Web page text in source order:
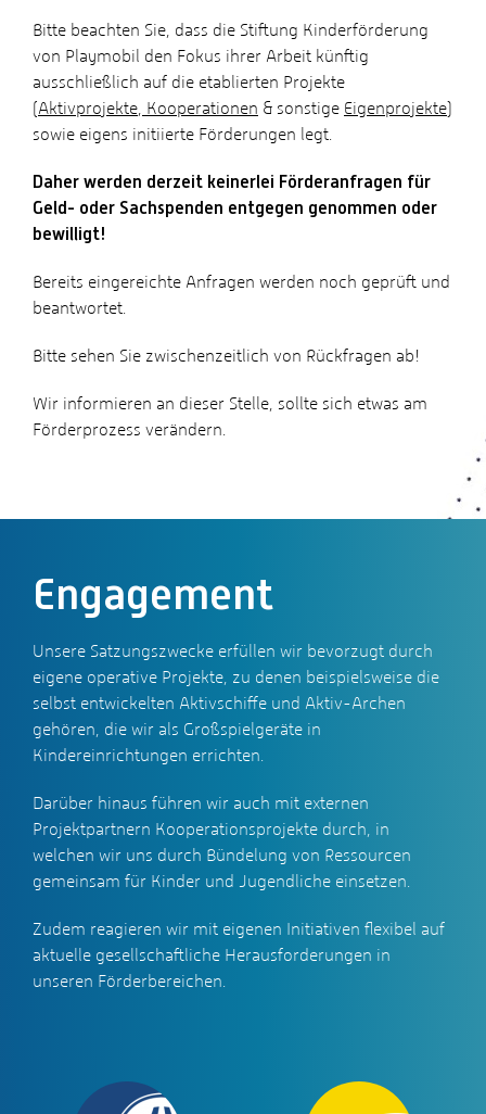
Bitte beachten Sie, dass die Stiftung Kinderförderung
von Playmobil den Fokus ihrer Arbeit künftig
ausschließlich auf die etablierten Projekte
(Aktivprojekte Kooperationen & sonstige Eigenprojekte)
sowie eigens initiierte Förderungen legt.
Daher werden derzeit keinerlei Förderanfragen für
Geld- oder Sachspenden entgegen genommen oder
bewilligt!
Bereits eingereichte Anfragen werden noch geprüft und
beantwortet.
Bitte sehen Sie zwischenzeitlich von Rückfragen ab!
Wir informieren an dieser Stelle, sollte sich etwas am
Förderprozess verändern.
Engagement
Unsere Satzungszwecke erfüllen wir bevorzugt durch
eigene operative Projekte, zu denen beispielsweise die
selbst entwickelten Aktivschiffe und Aktiv-Archen
gehören, die wir als Großspielgeräte in
Kindereinrichtungen errichten.
Darüber hinaus führen wir auch mit externen
Projektpartnern Kooperationsprojekte durch, in
welchen wir uns durch Bündelung von Ressourcen
gemeinsam für Kinder und Jugendliche einsetzen.
Zudem reagieren wir mit eigenen Initiativen flexibel auf
aktuelle gesellschaftliche Herausforderungen in
unseren Förderbereichen.